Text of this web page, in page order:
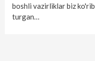
boshli vazirliklar biz ko'rib
turgan…